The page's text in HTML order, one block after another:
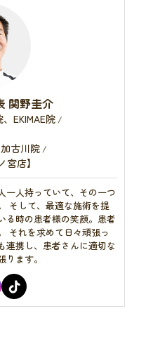
関野圭介
EKIMAE院 /
古川院 /
店】
一人持っていて、その一つ
そして、最適な施術を提
る時の患者様の笑顔。患者
それを求めて日々頑張っ
連携し、患者さんに適切な
ます。